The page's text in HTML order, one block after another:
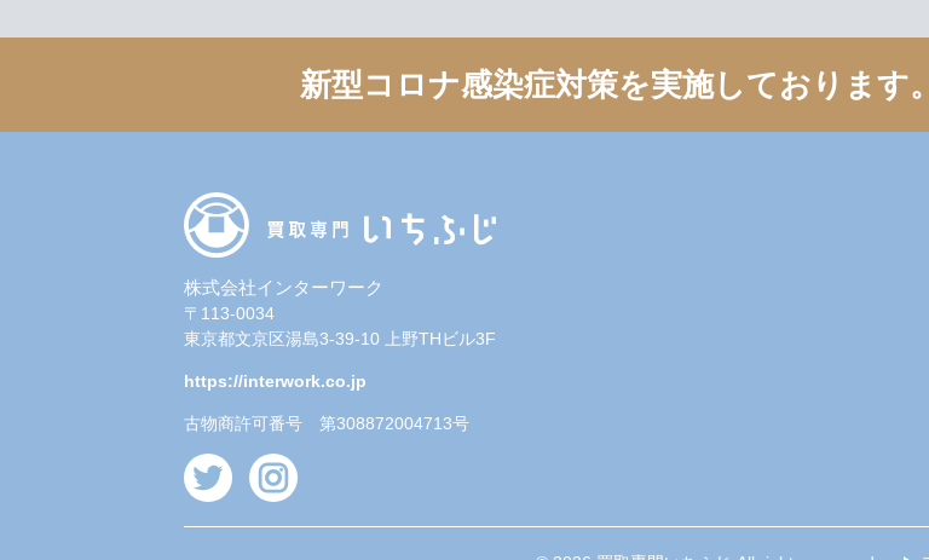
新型コロナ感染症対策を実施しております。
株式会社インターワーク
〒113-0034
東京都文京区湯島3-39-10 上野THビル3F
https://interwork.co.jp
古物商許可番号 第308872004713号